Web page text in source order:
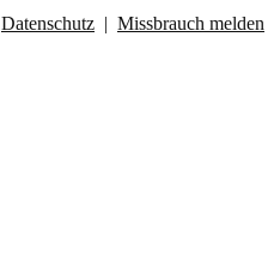
Datenschutz | Missbrauch melden